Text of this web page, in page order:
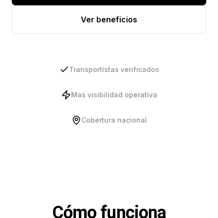
Ver beneficios
Transportistas verificados
Mas visibilidad operativa
Cobertura nacional
Cómo funciona